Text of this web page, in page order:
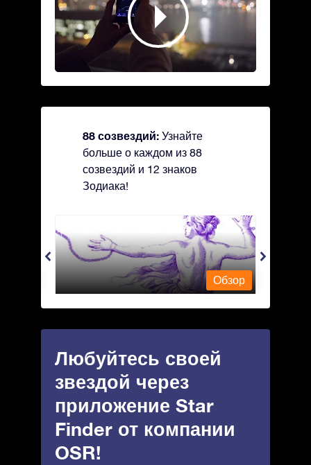
88 созвездий: Узнайте
больше о каждом из 88
созвездий и 12 знаков
Зодиака!
Andromeda - Андромеда
Обзор
Любуйтесь своей
звездой через
приложение Star
Finder от компании
OSR!